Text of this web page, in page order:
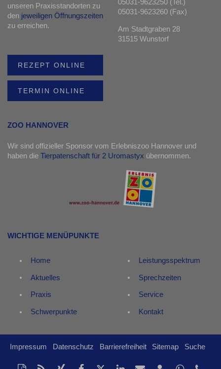
unseren Praxisstandorten zu
den jeweiligen Öffnungszeiten
zu erreichen.
REZEPT ONLINE
TERMIN ONLINE
05031-9623250 (Tel.)
05031-9623260 (Fax)
Am Stadtgraben 28
31515 Wunstorf
ZOO HANNOVER
Wir sind offizieller Sponsor vom Erlebniszoo Hannover und
haben die Tierpatenschaft für 2 Uromastyx übernommen.
WICHTIGE MENÜPUNKTE
Home
Aktuelles
Praxis
Schwerpunkte
Leistungsspektrum
Sprechzeiten
Service
Kontakt
Impressum Datenschutz Barrierefreiheit Sitemap Suche
Diese RSS- Auf Auf Auf Per vCard Auf